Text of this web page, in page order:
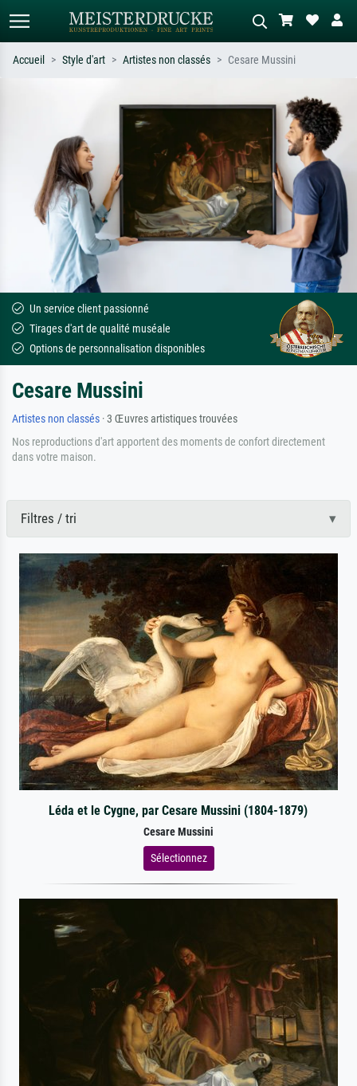
Recherchez par artiste, titre ou style –
ex. Monet, Nuit étoilée,
impressionnisme, vague de Hokusai,
nu.
Décrivez la scène – ex. prairie verte,
abstrait avec beaucoup de rouge,
tableau sombre, nu debout près d'un
arbre.
Accueil Style d'art Artistes non classés Cesare Mussini
Un service client passionné
Tirages d'art de qualité muséale
Options de personnalisation disponibles
Cesare Mussini
Artistes non classés · 3 Œuvres artistiques trouvées
Nos reproductions d'art apportent des moments de confort directement
dans votre maison.
Filtres / tri
Léda et le Cygne, par Cesare Mussini (1804-1879)
Cesare Mussini
Sélectionnez